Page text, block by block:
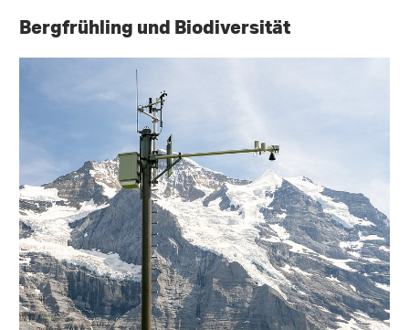
Bergfrühling und Biodiversität